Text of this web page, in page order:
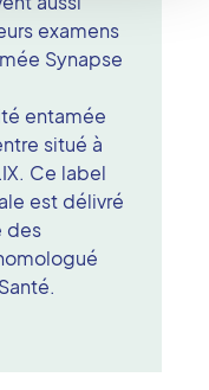
examens
Synapse
entamée
situé à
Ce label
est délivré
des